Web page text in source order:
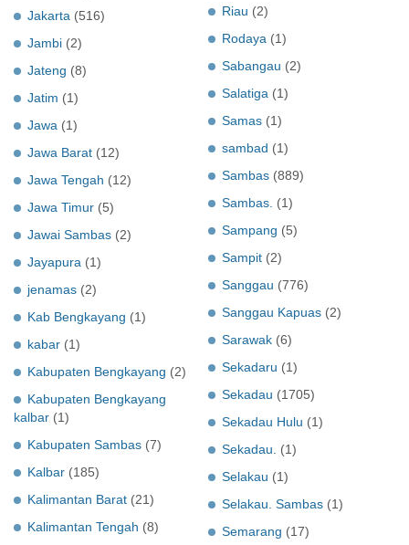
Jakarta (516)
Jambi (2)
Jateng (8)
Jatim (1)
Jawa (1)
Jawa Barat (12)
Jawa Tengah (12)
Jawa Timur (5)
Jawai Sambas (2)
Jayapura (1)
jenamas (2)
Kab Bengkayang (1)
kabar (1)
Kabupaten Bengkayang (2)
Kabupaten Bengkayang
kalbar (1)
Kabupaten Sambas (7)
Kalbar (185)
Kalimantan Barat (21)
Kalimantan Tengah (8)
Riau (2)
Rodaya (1)
Sabangau (2)
Salatiga (1)
Samas (1)
sambad (1)
Sambas (889)
Sambas. (1)
Sampang (5)
Sampit (2)
Sanggau (776)
Sanggau Kapuas (2)
Sarawak (6)
Sekadaru (1)
Sekadau (1705)
Sekadau Hulu (1)
Sekadau.
(1)
Selakau (1)
Selakau. Sambas (1)
Semarang (17)